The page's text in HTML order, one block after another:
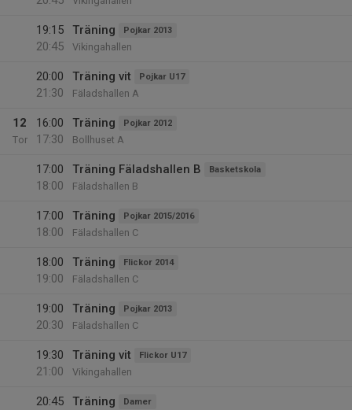
19:15
20:45
Träning Pojkar 2013
Vikingahallen
20:00
21:30
Träning vit Pojkar U17
Fäladshallen A
12
Tor
16:00
17:30
Träning Pojkar 2012
Bollhuset A
17:00
18:00
Träning Fäladshallen B Basketskola
Fäladshallen B
17:00
18:00
Träning Pojkar 2015/2016
Fäladshallen C
18:00
19:00
Träning Flickor 2014
Fäladshallen C
19:00
20:30
Träning Pojkar 2013
Fäladshallen C
19:30
21:00
Träning vit Flickor U17
Vikingahallen
20:45
Träning Damer